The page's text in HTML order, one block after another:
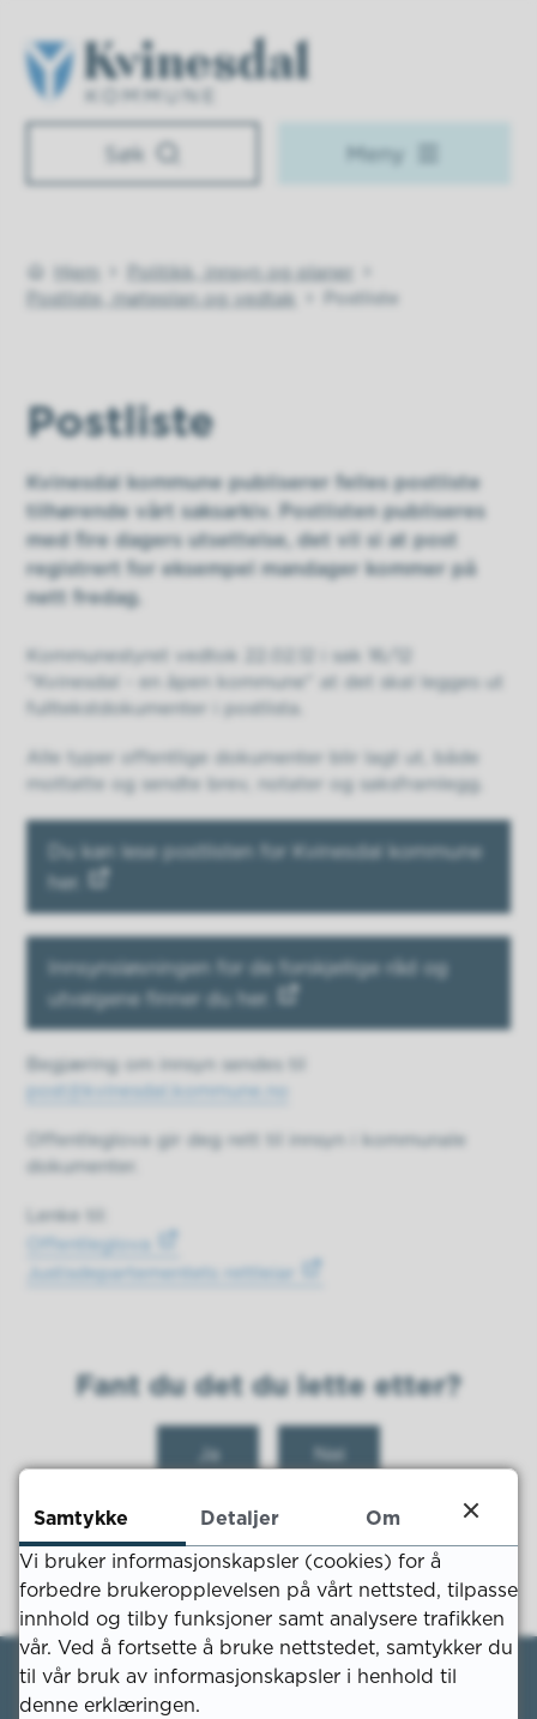
Kvinesdal kommune
Søk Meny
Du er her:
Hjem
Politikk, innsyn og planer
Postliste, møteplan og vedtak
Postliste
Postliste
Kvinesdal kommune publiserer felles postliste
tilhørende vårt saksarkiv. Postlisten publiseres
med fire dagers utsettelse, det vil si at post
registrert for eksempel mandager kommer på
nett fredag.
Kommunestyret vedtok 22.02.12 i sak 16/12
"Kvinesdal - en åpen kommune" at det skal legges ut
fulltekstdokumenter i postlista.
Alle typer offentlige dokumenter blir lagt ut, både
mottatte og sendte brev, notater og saksframlegg.
Du kan lese postlisten for Kvinesdal kommune
her.
Innsynsløsningen for de forskjellige råd og
utvalgene finner du her.
Begjæring om innsyn sendes til
post@kvinesdal.kommune.no
Offentleglova gir deg rett til innsyn i kommunale
dokumenter.
Lenke til:
Offentleglova
Justisdepartementets rettleiar
Fant du det du lette etter?
Ja Nei
Samtykke Detaljer
Om
Vi bruker informasjonskapsler (cookies) for å
forbedre brukeropplevelsen på vårt nettsted, tilpasse
innhold og tilby funksjoner samt analysere trafikken
vår. Ved å fortsette å bruke nettstedet, samtykker du
til vår bruk av informasjonskapsler i henhold til
denne erklæringen.